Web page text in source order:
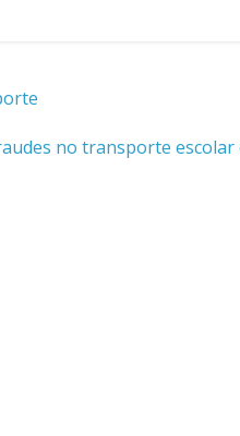
no transporte escolar